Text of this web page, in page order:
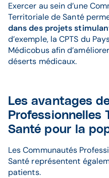
Exercer au sein d’une
Territoriale de Santé
dans des projets
d’exemple, la CPTS du
Médicobus afin d’améliorer
déserts médicaux.
Les avantages
Professionnelles
Santé pour la
Les Communautés
Santé représentent
patients.